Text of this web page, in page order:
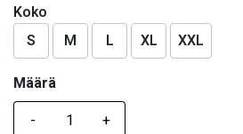
Koko
S
M L XL
XXL
Määrä
Määrä